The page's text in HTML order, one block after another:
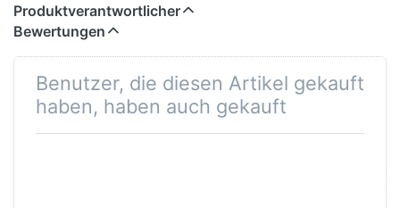
Produktverantwortlicher
Bewertungen
Benutzer, die diesen Artikel gekauft
haben, haben auch gekauft